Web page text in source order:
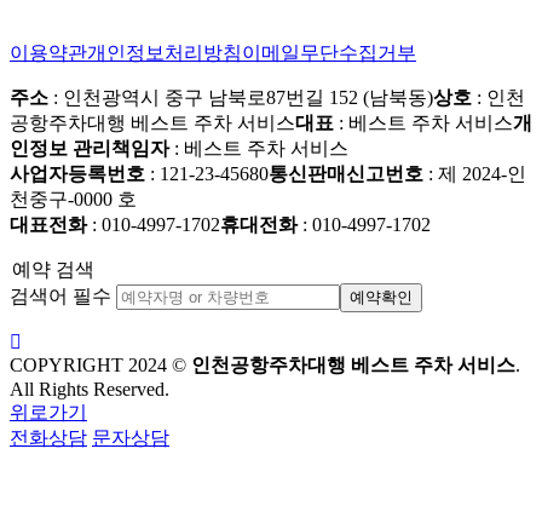
이용약관개인정보처리방침이메일무단수집거부
주소 : 인천광역시 중구 남북로87번길 152 (남북동)상호 : 인천
공항주차대행 베스트 주차 서비스대표 : 베스트 주차 서비스개
인정보 관리책임자: 베스트 주차 서비스
사업자등록번호 : 121-23-45680통신판매신고번호 : 제 2024-인
천중구-0000 호
대표전화: 010-4997-1702휴대전화: 010-4997-1702
예약 검색
검색어 필수
예약확인
COPYRIGHT 2024 © 인천공항주차대행 베스트 주차 서비스.
All Rights Reserved.
위로가기
전화상담 문자상담